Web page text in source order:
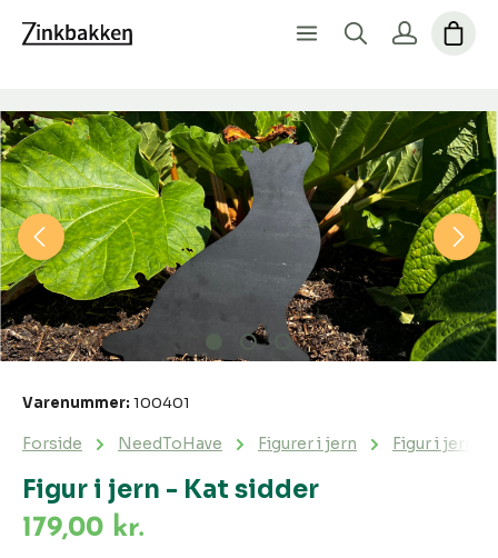
Spring over billedgalleri
Figur i jern - Kat sidder
Forside NeedToHave Figurer i jern Figur i jern -
Varenummer: 100401
179,00 kr.